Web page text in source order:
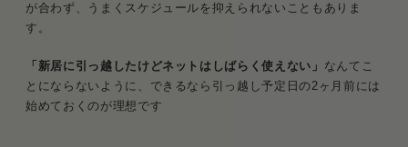
が合わず、うまくスケジュールを抑えられないこともありま
す。
「新居に引っ越したけどネットはしばらく使えない」 なんてこ
とにならないように、できるなら引っ越し予定日の2ヶ月前には
始めておくのが理想です